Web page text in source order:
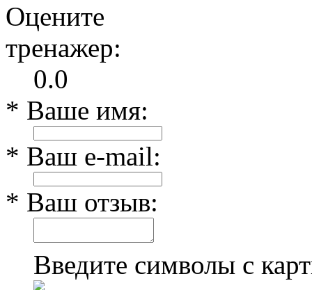
Оцените
тренажер:
0.0
* Ваше имя:
* Ваш e-mail:
* Ваш отзыв:
Введите символы с